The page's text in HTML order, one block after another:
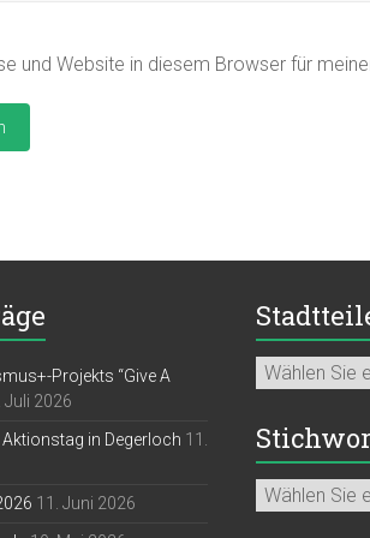
und Website in diesem Browser für
Projekts “Give A
Juli 2026
in Degerloch 11.
11. Juni 2026